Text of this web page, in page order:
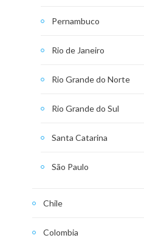
Pernambuco
Rio de Janeiro
Rio Grande do Norte
Rio Grande do Sul
Santa Catarina
São Paulo
Chile
Colombia